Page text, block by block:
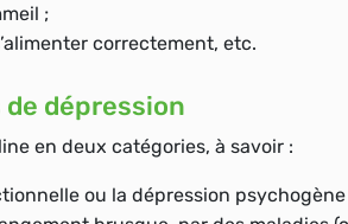
;
correctement, etc.
dépression
en deux catégories, à savoir :
ou la dépression psychogène